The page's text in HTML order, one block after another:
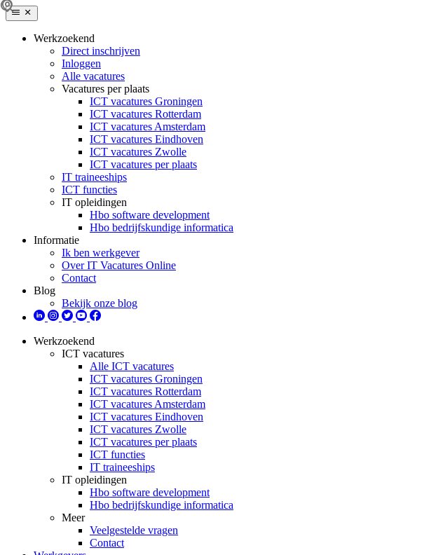
Werkzoekend
Direct inschrijven
Inloggen
Alle vacatures
Vacatures per plaats
ICT vacatures Groningen
ICT vacatures Rotterdam
ICT vacatures Amsterdam
ICT vacatures Eindhoven
ICT vacatures Zwolle
ICT vacatures per plaats
IT traineeships
ICT functies
IT opleidingen
Hbo software development
Hbo bedrijfskundige informatica
Informatie
Ik ben werkgever
Over IT Vacatures Online
Contact
Blog
Bekijk onze blog
Werkzoekend
ICT vacatures
Alle ICT vacatures
ICT vacatures Groningen
ICT vacatures Rotterdam
ICT vacatures Amsterdam
ICT vacatures Eindhoven
ICT vacatures Zwolle
ICT vacatures per plaats
ICT functies
IT traineeships
IT opleidingen
Hbo software development
Hbo bedrijfskundige informatica
Meer
Veelgestelde vragen
Contact